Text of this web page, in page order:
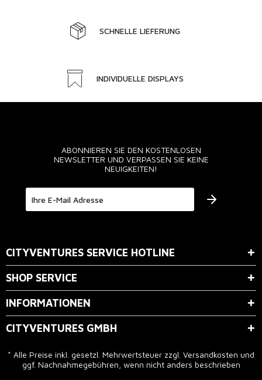
SCHNELLE LIEFERUNG
INDIVIDUELLE DISPLAYS
ABONNIEREN SIE DEN KOSTENLOSEN
NEWSLETTER UND VERPASSEN SIE KEINE
NEUIGKEITEN!
CITYVENTURES SERVICE HOTLINE
SHOP SERVICE
INFORMATIONEN
CITYVENTURES GMBH
* Alle Preise inkl. gesetzl. Mehrwertsteuer zzgl. Versandkosten und
ggf. Nachnahmegebühren, wenn nicht anders beschrieben